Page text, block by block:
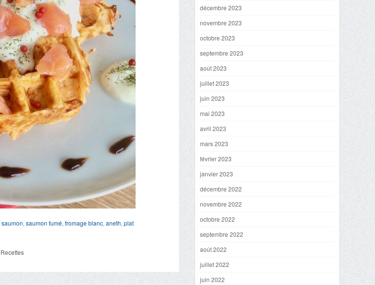
saumon, saumon fumé, fromage blanc, aneth, plat
Recettes
décembre 2023
novembre 2023
octobre 2023
septembre 2023
août 2023
juillet 2023
juin 2023
mai 2023
avril 2023
mars 2023
février 2023
janvier 2023
décembre 2022
novembre 2022
octobre 2022
septembre 2022
août 2022
juillet 2022
juin 2022